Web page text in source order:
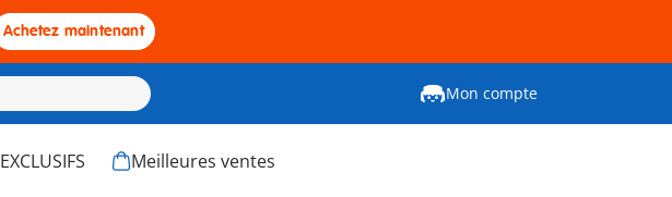
Achetez maintenant
Mon compte
EXCLUSIFS Meilleures ventes